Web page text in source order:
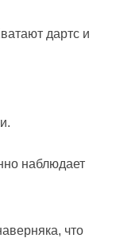
дартс и
наблюдает
что